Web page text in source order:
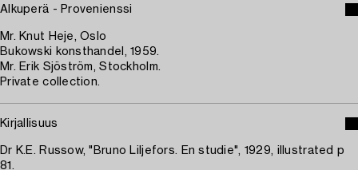
Alkuperä - Provenienssi
Mr. Knut Heje, Oslo
Bukowski konsthandel, 1959.
Mr. Erik Sjöström, Stockholm.
Private collection.
Kirjallisuus
Dr K.E. Russow, "Bruno Liljefors. En studie", 1929, illustrated p
81.